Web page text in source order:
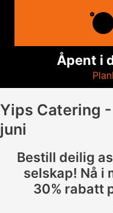
innholdet
Åpent i
Yips Catering
juni
Bestill deilig
selskap! Nå i
30% rabatt